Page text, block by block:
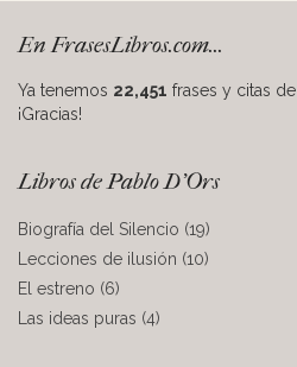
En FrasesLibros.com...
Ya tenemos 22,451 frases y citas de
¡Gracias!
Libros de Pablo D’Ors
Biografía del Silencio (19)
Lecciones de ilusión (10)
El estreno (6)
Las ideas puras (4)